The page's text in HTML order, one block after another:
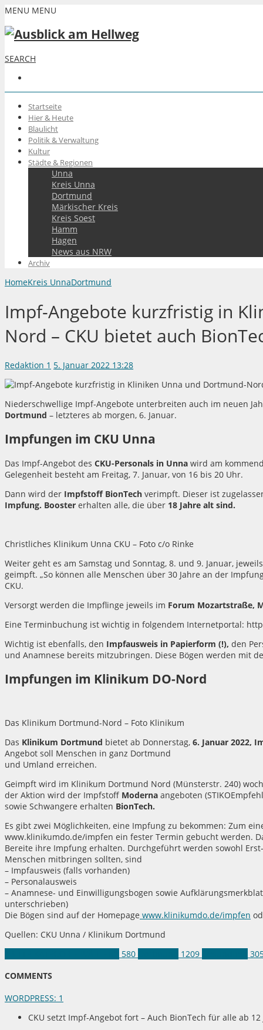
MENU MENU
SEARCH
Startseite
Hier & Heute
Blaulicht
Politik & Verwaltung
Kultur
Städte & Regionen
Unna
Kreis Unna
Dortmund
Märkischer Kreis
Kreis Soest
Hamm
Hagen
News aus NRW
Archiv
HomeKreis UnnaDortmund
Impf-Angebote kurzfristig in
Nord – CKU bietet auch
Redaktion 1 5. Januar 2022 13:28
Niederschwellige Impf-Angebote unterbreiten auch im neuen
Dortmund – letzteres ab morgen, 6. Januar.
Impfungen im CKU Unna
Das Impf-Angebot des CKU-Personals in Unna wird am
Gelegenheit besteht am Freitag, 7. Januar, von 16 bis 20 Uhr.
Dann wird der Impfstoff BionTech verimpft. Dieser ist
Impfung. Booster erhalten alle, die über 18 Jahre alt sind.
Christliches Klinikum Unna CKU – Foto c/o Rinke
Weiter geht es am Samstag und Sonntag, 8. und 9. Januar,
geimpft. „So können alle Menschen über 30 Jahre an der
CKU.
Versorgt werden die Impflinge jeweils im Forum Mozartstraße,
Eine Terminbuchung ist wichtig in folgendem Internetportal:
Wichtig ist ebenfalls, den Impfausweis in Papierform (!), den
und Anamnese bereits mitzubringen. Diese Bögen werden mit
Impfungen im Klinikum DO-Nord
Das Klinikum Dortmund-Nord – Foto Klinikum
Das Klinikum Dortmund bietet ab Donnerstag, 6. Januar 2022,
Angebot soll Menschen in ganz Dortmund
und Umland erreichen.
Geimpft wird im Klinikum Dortmund Nord (Münsterstr. 240)
der Aktion wird der Impfstoff Moderna angeboten
sowie Schwangere erhalten BionTech.
Es gibt zwei Möglichkeiten, eine Impfung zu bekommen: Zum
www.klinikumdo.de/impfen ein fester Termin gebucht werden.
Bereite ihre Impfung erhalten. Durchgeführt werden sowohl
Menschen mitbringen sollten, sind
– Impfausweis (falls vorhanden)
– Personalausweis
– Anamnese- und Einwilligungsbogen sowie
unterschrieben)
Die Bögen sind auf der Homepage www.klinikumdo.de/impfen
Quellen: CKU Unna / Klinikum Dortmund
580 1209
COMMENTS
WORDPRESS: 1
CKU setzt Impf-Angebot fort – Auch BionTech für alle ab